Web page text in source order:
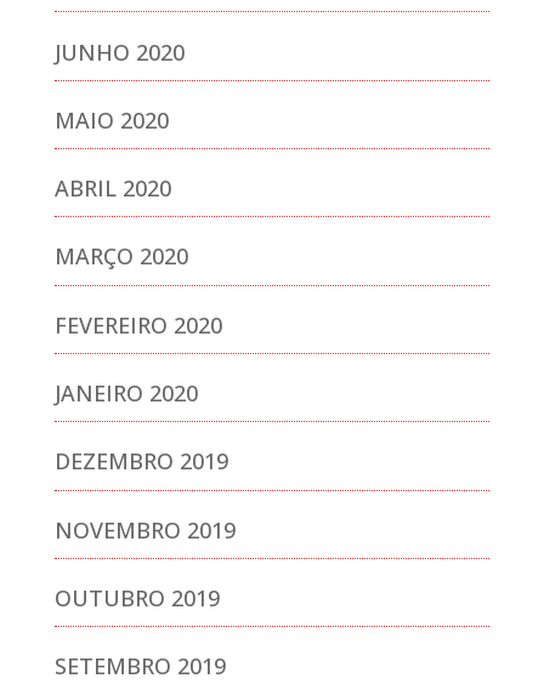
JUNHO 2020
MAIO 2020
ABRIL 2020
MARÇO 2020
FEVEREIRO 2020
JANEIRO 2020
DEZEMBRO 2019
NOVEMBRO 2019
OUTUBRO 2019
SETEMBRO 2019